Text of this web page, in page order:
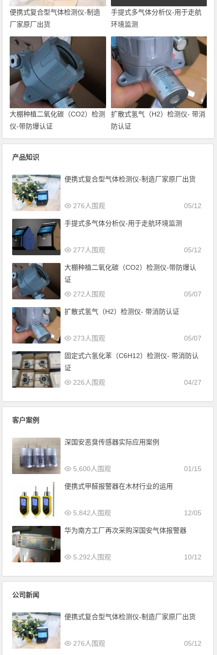
便携式复合型气体检测仪-制造
厂家原厂出货
手提式多气体分析仪-用于走航
环境监测
大棚种植二氧化碳（CO2）检测
仪-带防爆认证
扩散式氢气（H2）检测仪- 带消
防认证
产品知识
便携式复合型气体检测仪-制造厂家原厂出货
05/12
276人围观
手提式多气体分析仪-用于走航环境监测
05/12
277人围观
大棚种植二氧化碳（CO2）检测仪-带防爆认
证
05/07
272人围观
扩散式氢气（H2）检测仪- 带消防认证
05/07
273人围观
固定式六氢化苯（C6H12）检测仪- 带消防认
证
04/27
226人围观
客户案例
深国安恶臭传感器实际应用案例
01/15
5,600人围观
便携式甲醛报警器在木材行业的运用
12/05
5,842人围观
华为南方工厂再次采购深国安气体报警器
10/12
5,292人围观
公司新闻
便携式复合型气体检测仪-制造厂家原厂出货
05/12
276人围观